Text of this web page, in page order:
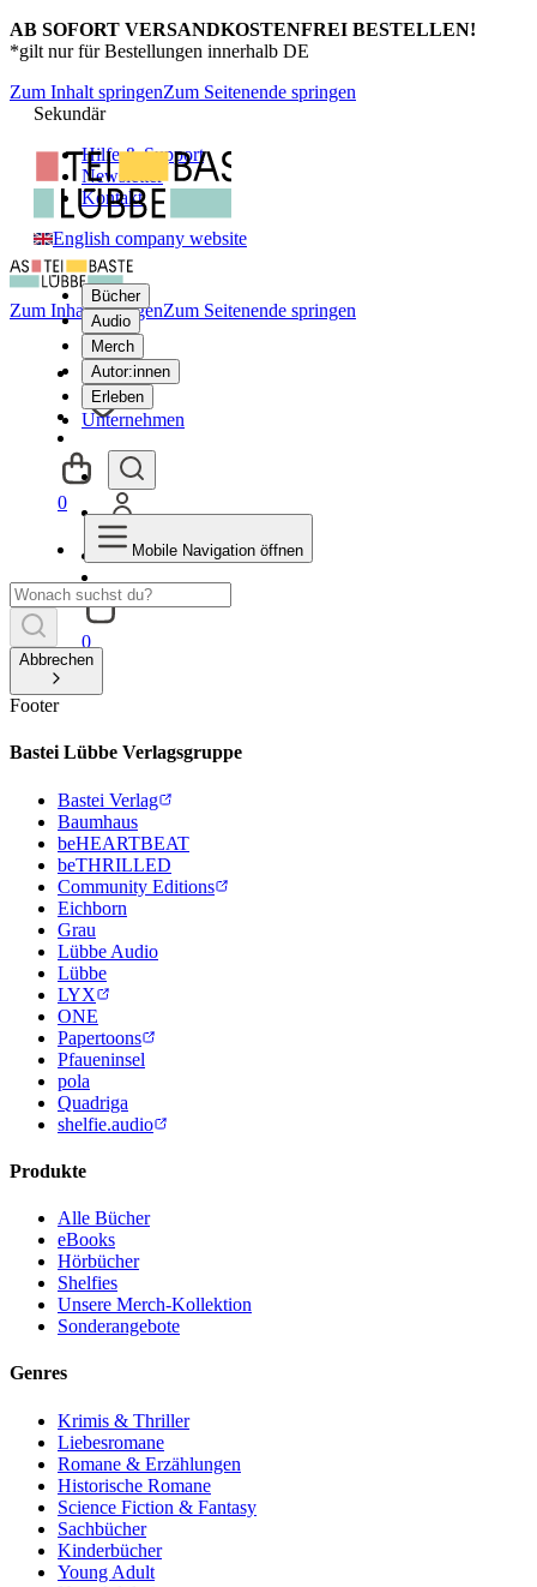
AB SOFORT VERSANDKOSTENFREI BESTELLEN!
*gilt nur für Bestellungen innerhalb DE
Zum Inhalt springenZum Seitenende springen
Sekundär
Hilfe & Support
Newsletter
Kontakt
English company website
Bücher
Audio
Merch
Autor:innen
Erleben
Unternehmen
0
Zum Inhalt springenZum Seitenende springen
0
Mobile Navigation öffnen
Abbrechen
Footer
Bastei Lübbe Verlagsgruppe
Bastei Verlag
Baumhaus
beHEARTBEAT
beTHRILLED
Community Editions
Eichborn
Grau
Lübbe Audio
Lübbe
LYX
ONE
Papertoons
Pfaueninsel
pola
Quadriga
shelfie.audio
Produkte
Alle Bücher
eBooks
Hörbücher
Shelfies
Unsere Merch-Kollektion
Sonderangebote
Genres
Krimis & Thriller
Liebesromane
Romane & Erzählungen
Historische Romane
Science Fiction & Fantasy
Sachbücher
Kinderbücher
Young Adult